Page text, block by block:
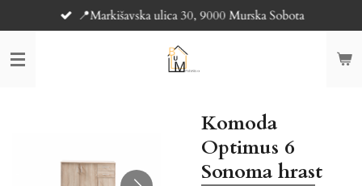
to
main
content
📍Markišavska ulica 30, 9000 Murska Sobota
Komoda
Optimus 6
Sonoma hrast